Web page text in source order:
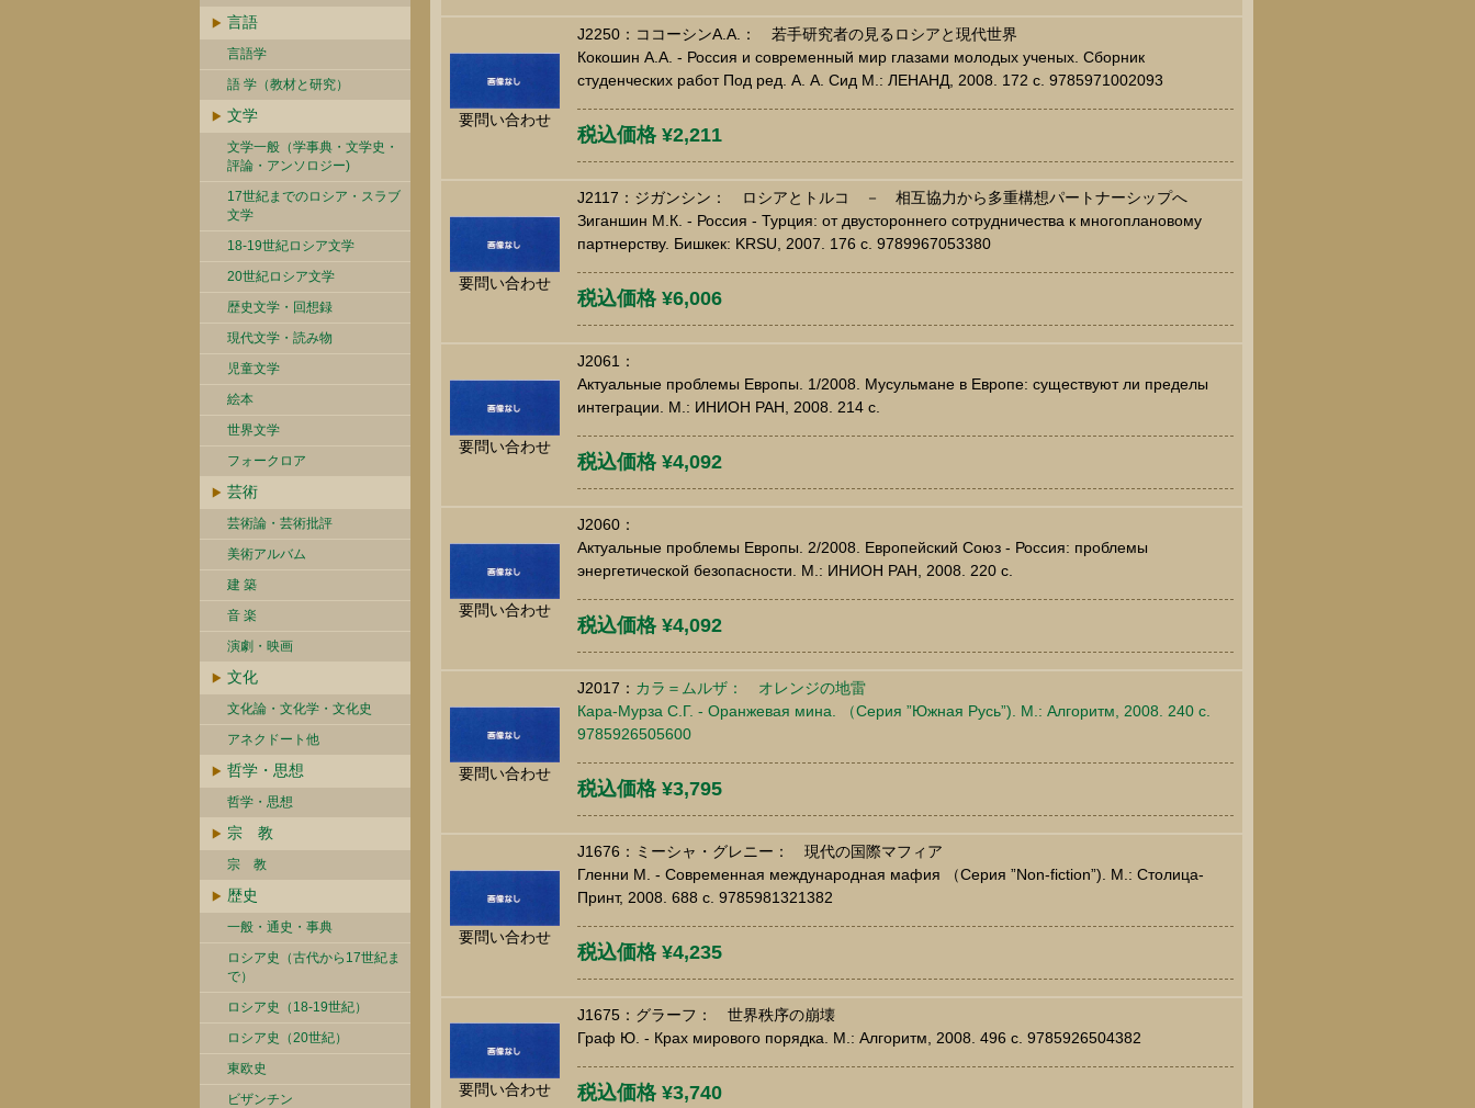
言語
言語学
語 学（教材と研究）
文学
文学一般（学事典・文学史・
評論・アンソロジー)
17世紀までのロシア・スラブ
文学
18-19世紀ロシア文学
20世紀ロシア文学
歴史文学・回想録
現代文学・読み物
児童文学
絵本
世界文学
フォークロア
芸術
芸術論・芸術批評
美術アルバム
建 築
音 楽
演劇・映画
文化
文化論・文化学・文化史
アネクドート他
哲学・思想
哲学・思想
宗 教
宗 教
歴史
一般・通史・事典
ロシア史（古代から17世紀ま
で）
ロシア史（18-19世紀）
ロシア史（20世紀）
東欧史
ビザンチン
要問い合わせ
J2250：ココーシンA.A.： 若手研究者の見るロシアと現代世界
Кокошин А.А. - Россия и современный мир глазами молодых ученых. Сборник
студенческих работ Под ред. А. А. Сид М.: ЛЕНАНД, 2008. 172 c. 9785971002093
税込価格 ¥2,211
要問い合わせ
J2117：ジガンシン： ロシアとトルコ － 相互協力から多重構想パートナーシップへ
Зиганшин М.К. - Россия - Турция: от двустороннего сотрудничества к многоплановому
партнерству. Бишкек: KRSU, 2007. 176 c. 9789967053380
税込価格 ¥6,006
要問い合わせ
J2061：
Актуальные проблемы Европы. 1/2008. Мусульмане в Европе: существуют ли пределы
интеграции. М.: ИНИОН РАН, 2008. 214 c.
税込価格 ¥4,092
要問い合わせ
J2060：
Актуальные проблемы Европы. 2/2008. Европейский Союз - Россия: проблемы
энергетической безопасности. М.: ИНИОН РАН, 2008. 220 c.
税込価格 ¥4,092
要問い合わせ
J2017： カラ＝ムルザ： オレンジの地雷
Кара-Мурза С.Г. - Оранжевая мина. （Серия ”Южная Русь”). М.: Алгоритм, 2008. 240 c.
9785926505600
税込価格 ¥3,795
要問い合わせ
J1676：ミーシャ・グレニー： 現代の国際マフィア
Гленни М. - Современная международная мафия （Серия ”Non-fiction”). М.: Столица-
Принт, 2008. 688 c. 9785981321382
税込価格 ¥4,235
要問い合わせ
J1675：グラーフ： 世界秩序の崩壊
Граф Ю. - Крах мирового порядка. М.: Алгоритм, 2008. 496 c. 9785926504382
税込価格 ¥3,740